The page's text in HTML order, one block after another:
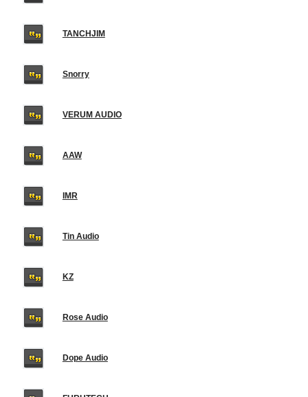
TANCHJIM
Snorry
VERUM AUDIO
AAW
IMR
Tin Audio
KZ
Rose Audio
Dope Audio